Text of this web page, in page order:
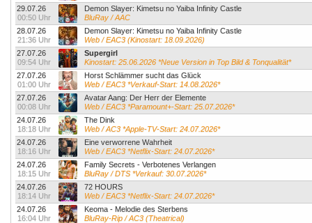
29.07.26
00:50 Uhr
Demon Slayer: Kimetsu no Yaiba Infinity Castle
BluRay / AAC
28.07.26
21:36 Uhr
Demon Slayer: Kimetsu no Yaiba Infinity Castle
Web / EAC3 (Kinostart: 18.09.2026)
27.07.26
09:54 Uhr
Supergirl
Kinostart: 25.06.2026 *Neue Version in Top Bild & Tonqualität*
27.07.26
01:00 Uhr
Horst Schlämmer sucht das Glück
Web / EAC3 *Verkauf-Start: 14.08.2026*
27.07.26
00:08 Uhr
Avatar Aang: Der Herr der Elemente
Web / EAC3 *Paramount+-Start: 25.07.2026*
24.07.26
18:18 Uhr
The Dink
Web / AC3 *Apple-TV-Start: 24.07.2026*
24.07.26
18:16 Uhr
Eine verworrene Wahrheit
Web / EAC3 *Netflix-Start: 24.07.2026*
24.07.26
18:15 Uhr
Family Secrets - Verbotenes Verlangen
BluRay / DTS *Verkauf: 30.07.2026*
24.07.26
18:14 Uhr
72 HOURS
Web / EAC3 *Netflix-Start: 24.07.2026*
24.07.26
16:04 Uhr
Keoma - Melodie des Sterbens
BluRay-Rip / AC3 (Theatrical)